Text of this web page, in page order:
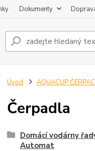
Dokumenty
Úvod AQUACUP
Čerpadla
Domácí vodárny
Automat